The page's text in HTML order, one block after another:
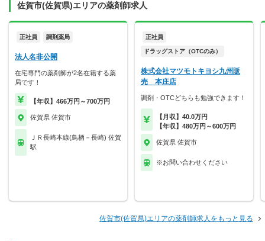
佐賀市(佐賀県)エリアの薬剤師求人
正社員 調剤薬局
法人名非公開
在宅専門の薬剤師が2名在籍する薬
局です！
【年収】466万円～700万円
佐賀県 佐賀市
ＪＲ長崎本線(鳥栖－長崎) 佐賀
駅
正社員
ドラッグストア（OTCのみ）
株式会社マツモトキヨシ九州販
売 本庄店
調剤・OTCどちらも勉強できます！
【月収】40.0万円
【年収】480万円～600万円
佐賀県 佐賀市
※お問い合わせください
佐賀市(佐賀県)エリアの薬剤師求人をもっと見る